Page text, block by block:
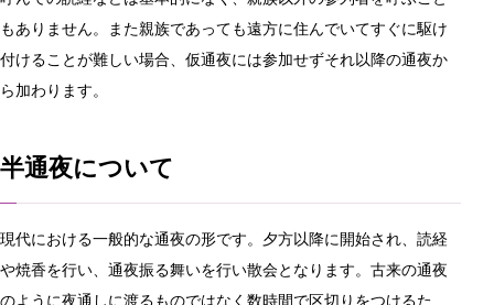
もありません。また親族であっても遠方に住んでいてすぐに駆け
付けることが難しい場合、仮通夜には参加せずそれ以降の通夜か
ら加わります。
半通夜について
現代における一般的な通夜の形です。夕方以降に開始され、読経
や焼香を行い、通夜振る舞いを行い散会となります。古来の通夜
のように夜通しに渡るものではなく数時間で区切りをつけるた